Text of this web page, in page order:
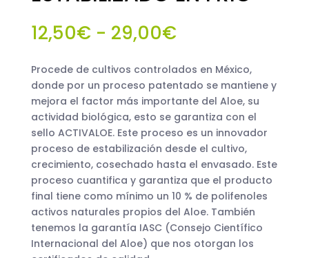
12,50€ - 29,00€Rango
precios:
desde
12,50€
hasta
29,00€
Procede de cultivos controlados en México,
donde por un proceso patentado se mantiene y
mejora el factor más importante del Aloe, su
actividad biológica, esto se garantiza con el
sello ACTIVALOE. Este proceso es un innovador
proceso de estabilización desde el cultivo,
crecimiento, cosechado hasta el envasado. Este
proceso cuantifica y garantiza que el producto
final tiene como mínimo un 10 % de polifenoles
activos naturales propios del Aloe. También
tenemos la garantía IASC (Consejo Científico
Internacional del Aloe) que nos otorgan los